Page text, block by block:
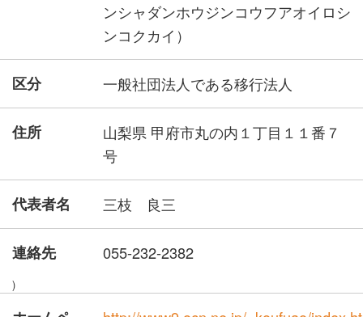
ンシャダンホウジンコウフアオイロシ
ンコクカイ）
区分 一般社団法人である移行法人
住所
山梨県 甲府市丸の内１丁目１１番７
号
代表者名 三枝 良三
連絡先 055-232-2382
)